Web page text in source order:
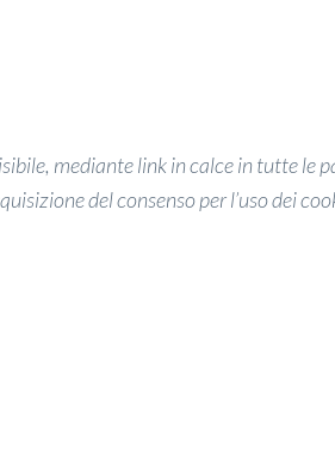
mediante link in calce in tutte le
del consenso per l’uso dei